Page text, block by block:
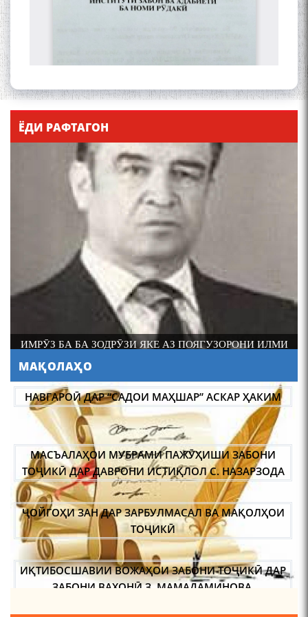
ЁДИ РАФТАГОН
АБАРМАРДИ ИЛМИ ЗАБОНШИНОСИИ ТОҶИК
МАҚОЛАҲО
НАВГАРОӢ ДАР “САДОИ МАҲШАР” АСКАР ҲАКИМ
МАСЪАЛАҲОИ МУБРАМИ ПАЖӮҲИШИ ЗАБОНИ
ТОҶИКӢ ДАР ДАВРОНИ ИСТИҚЛОЛ С. НАЗАРЗОДА
ҶОЙГОҲИ ЗАН ДАР ЗАРБУЛМАСАЛ ВА МАҚОЛҲОИ
ТОҶИКӢ
ИҚТИБОСШАВИИ ВОЖАҲОИ ЗАБОНИ ТОҶИКӢ ДАР
ЗАБОНИ ВАХОНӢ З. МАМАДАМИНОВА.